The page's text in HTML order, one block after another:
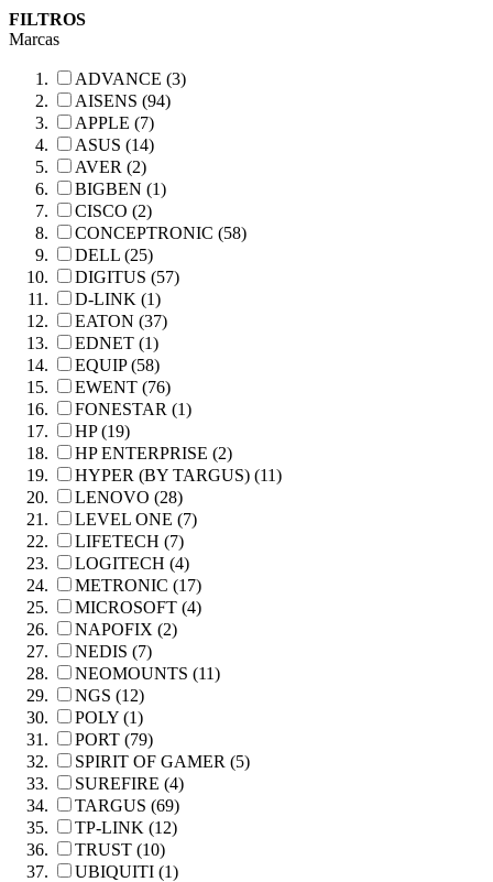
FILTROS
Marcas
ADVANCE (3)
AISENS (94)
APPLE (7)
ASUS (14)
AVER (2)
BIGBEN (1)
CISCO (2)
CONCEPTRONIC (58)
DELL (25)
DIGITUS (57)
D-LINK (1)
EATON (37)
EDNET (1)
EQUIP (58)
EWENT (76)
FONESTAR (1)
HP (19)
HP ENTERPRISE (2)
HYPER (BY TARGUS) (11)
LENOVO (28)
LEVEL ONE (7)
LIFETECH (7)
LOGITECH (4)
METRONIC (17)
MICROSOFT (4)
NAPOFIX (2)
NEDIS (7)
NEOMOUNTS (11)
NGS (12)
POLY (1)
PORT (79)
SPIRIT OF GAMER (5)
SUREFIRE (4)
TARGUS (69)
TP-LINK (12)
TRUST (10)
UBIQUITI (1)